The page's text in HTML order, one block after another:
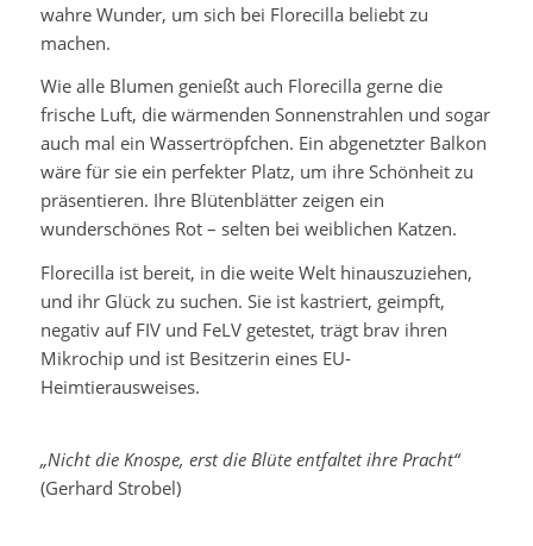
wahre Wunder, um sich bei Florecilla beliebt zu
machen.
Wie alle Blumen genießt auch Florecilla gerne die
frische Luft, die wärmenden Sonnenstrahlen und sogar
auch mal ein Wassertröpfchen. Ein abgenetzter Balkon
wäre für sie ein perfekter Platz, um ihre Schönheit zu
präsentieren. Ihre Blütenblätter zeigen ein
wunderschönes Rot – selten bei weiblichen Katzen.
Florecilla ist bereit, in die weite Welt hinauszuziehen,
und ihr Glück zu suchen. Sie ist kastriert, geimpft,
negativ auf FIV und FeLV getestet, trägt brav ihren
Mikrochip und ist Besitzerin eines EU-
Heimtierausweises.
„Nicht die Knospe, erst die Blüte entfaltet ihre Pracht“
(Gerhard Strobel)